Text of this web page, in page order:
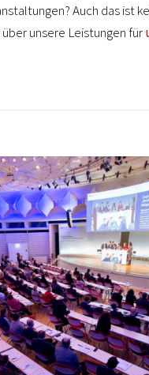
Auch das ist
unsere Leistungen für